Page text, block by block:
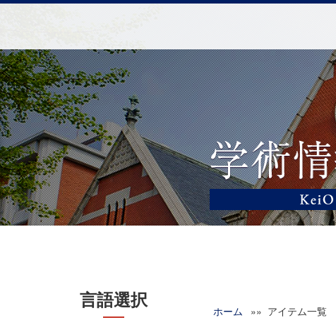
言語選択
ホーム »» アイテム一覧